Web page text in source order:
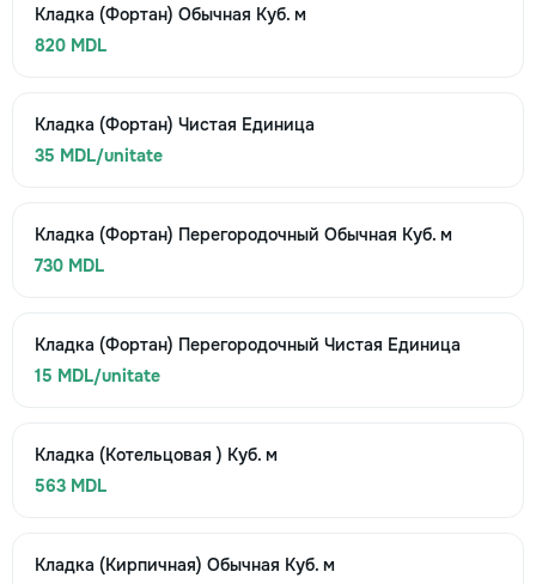
Кладка (Фортан) Обычная Куб. м
820 MDL
Кладка (Фортан) Чистая Единица
35 MDL/unitate
Кладка (Фортан) Перегородочный Обычная Куб. м
730 MDL
Кладка (Фортан) Перегородочный Чистая Единица
15 MDL/unitate
Кладка (Котельцовая ) Куб. м
563 MDL
Кладка (Кирпичная) Обычная Куб. м